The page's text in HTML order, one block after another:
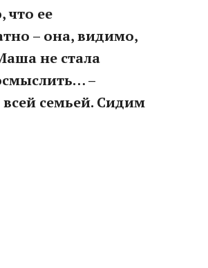
что ее
– она, видимо,
не стала
–
семьей. Сидим